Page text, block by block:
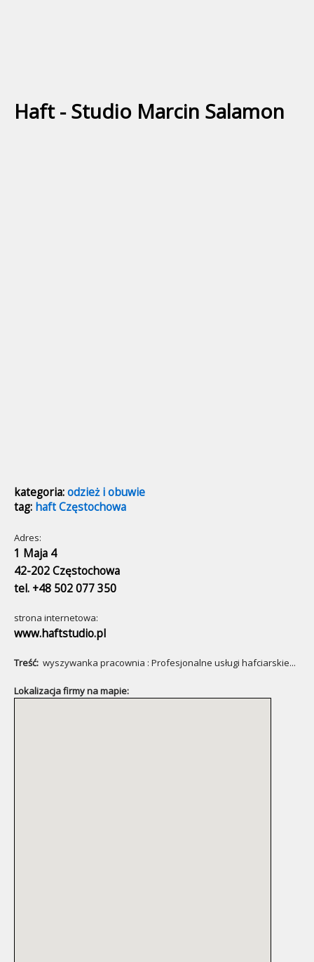
Haft - Studio Marcin Salamon
kategoria:odzież i obuwie
tag: haft Częstochowa
Adres:
1 Maja 4
42-202 Częstochowa
tel. +48 502 077 350
strona internetowa:
www.haftstudio.pl
Treść: wyszywanka pracownia : Profesjonalne usługi hafciarskie...
Lokalizacja firmy na mapie: